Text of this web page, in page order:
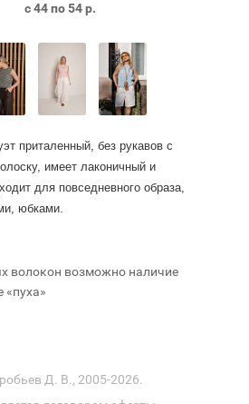
с 44 по 54 р.
приталенный, без рукавов с
имеет лаконичный и
для повседневного образа,
юбками.
волокон возможно наличие
«пуха»
Д. В., 2005-2026.